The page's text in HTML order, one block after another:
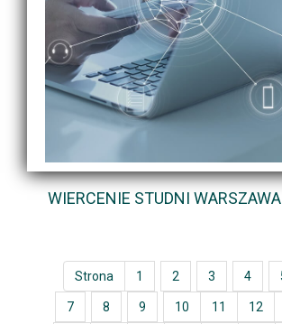
WIERCENIE STUDNI
Strona 1 2 3 4
7 8 9 10 11 12